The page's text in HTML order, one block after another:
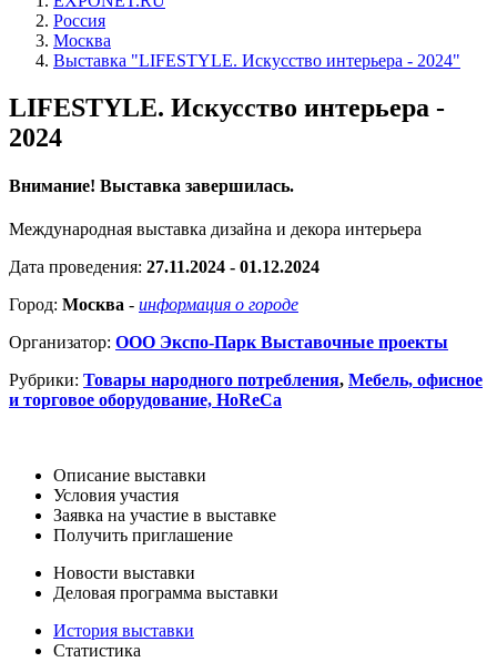
Россия
Москва
Выставка "LIFESTYLE. Искусство интерьера - 2024"
LIFESTYLE. Искусство интерьера -
2024
Внимание! Выставка завершилась.
Международная выставка дизайна и декора интерьера
Дата проведения: 27.11.2024 - 01.12.2024
Город: Москва - информация о городе
Организатор: ООО Экспо-Парк Выставочные проекты
Рубрики: Товары народного потребления, Мебель, офисное
и торговое оборудование, HoReCa
Описание выставки
Условия участия
Заявка на участие в выставке
Получить приглашение
Новости выставки
Деловая программа выставки
История выставки
Статистика